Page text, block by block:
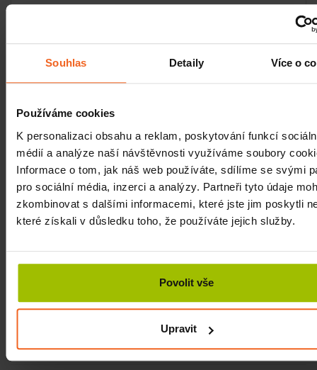
Souhlas Detaily Více o
Používáme cookies
K personalizaci obsahu a reklam, poskytování funkcí
médií a analýze naší návštěvnosti využíváme soubory
Informace o tom, jak náš web používáte, sdílíme se svými
pro sociální média, inzerci a analýzy. Partneři tyto údaje
zkombinovat s dalšími informacemi, které jste jim poskytli
které získali v důsledku toho, že používáte jejich služby.
Povolit vše
Upravit
Související články
Terapeutické využití Kompresní
gumy Flossband
Easy Flossing je bandážování a manuální
lymfodrenáž v jedné účinné metodě.
Proč pomocí elastické gumy dokážete
potlačit bolesti a …
Více
Permanent Contour - objevte
kouzlo luxusní relaxace
S bylinnými razítky - luxusní kombinací
organzovém sáčku - dokážete skutečné
Více